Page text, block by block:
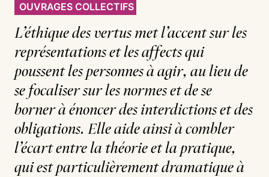
OUVRAGES COLLECTIFS
L’éthique des vertus met l’accent sur les
représentations et les affects qui
poussent les personnes à agir, au lieu de
se focaliser sur les normes et de se
borner à énoncer des interdictions et des
obligations. Elle aide ainsi à combler
l’écart entre la théorie et la pratique,
qui est particulièrement dramatique à